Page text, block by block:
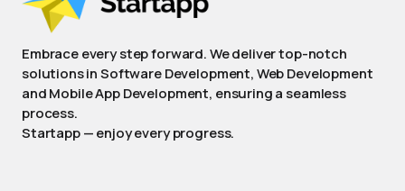
Embrace every step forward. We deliver top-notch
solutions in Software Development, Web Development
and Mobile App Development, ensuring a seamless
process.
Startapp — enjoy every progress.